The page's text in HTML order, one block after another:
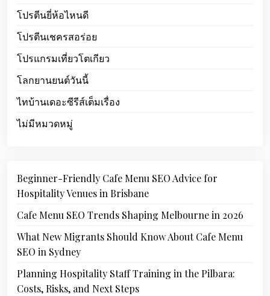
โปรตีนยี่ห้อไหนดี
โปรตีนเชครสอร่อย
โปรแกรมเที่ยวโตเกียว
โลกยานยนต์วันนี้
ไทบ้านเดอะซีรีส์เต็มเรื่อง
ไม่มีหมวดหมู่
Beginner-Friendly Cafe Menu SEO Advice for
Hospitality Venues in Brisbane
Cafe Menu SEO Trends Shaping Melbourne in 2026
What New Migrants Should Know About Cafe Menu
SEO in Sydney
Planning Hospitality Staff Training in the Pilbara:
Costs, Risks, and Next Steps